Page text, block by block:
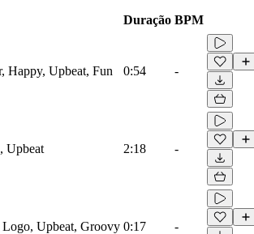
Duração BPM
Happy, Upbeat, Fun 0:54 -
Upbeat 2:18 -
Logo, Upbeat, Groovy 0:17 -